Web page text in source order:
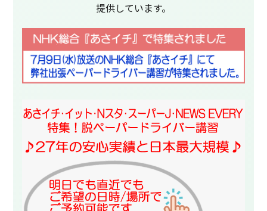
出張地域 メディア紹介
スタッフ紹介 申し込みフロー
簡易補助ブレーキと
は
キャンペーン
新着情報
提供しています。